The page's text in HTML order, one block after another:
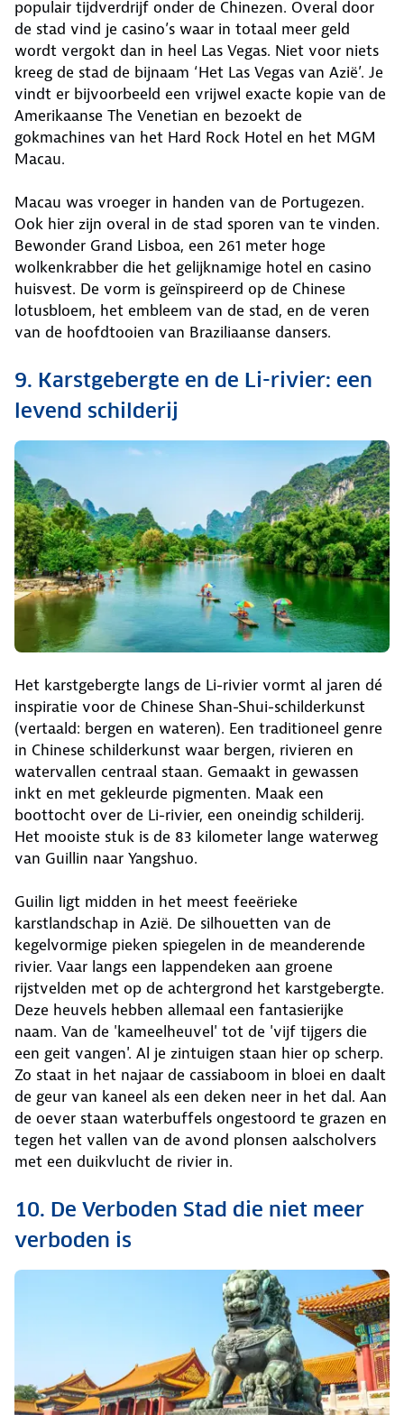
populair tijdverdrijf onder de Chinezen. Overal door
de stad vind je casino’s waar in totaal meer geld
wordt vergokt dan in heel Las Vegas. Niet voor niets
kreeg de stad de bijnaam ‘Het Las Vegas van Azië’. Je
vindt er bijvoorbeeld een vrijwel exacte kopie van de
Amerikaanse The Venetian en bezoekt de
gokmachines van het Hard Rock Hotel en het MGM
Macau.
Macau was vroeger in handen van de Portugezen.
Ook hier zijn overal in de stad sporen van te vinden.
Bewonder Grand Lisboa, een 261 meter hoge
wolkenkrabber die het gelijknamige hotel en casino
huisvest. De vorm is geïnspireerd op de Chinese
lotusbloem, het embleem van de stad, en de veren
van de hoofdtooien van Braziliaanse dansers.
9. Karstgebergte en de Li-rivier: een
levend schilderij
Het karstgebergte langs de Li-rivier vormt al jaren dé
inspiratie voor de Chinese Shan-Shui-schilderkunst
(vertaald: bergen en wateren). Een traditioneel genre
in Chinese schilderkunst waar bergen, rivieren en
watervallen centraal staan. Gemaakt in gewassen
inkt en met gekleurde pigmenten. Maak een
boottocht over de Li-rivier, een oneindig schilderij.
Het mooiste stuk is de 83 kilometer lange waterweg
van Guillin naar Yangshuo.
Guilin ligt midden in het meest feeërieke
karstlandschap in Azië. De silhouetten van de
kegelvormige pieken spiegelen in de meanderende
rivier. Vaar langs een lappendeken aan groene
rijstvelden met op de achtergrond het karstgebergte.
Deze heuvels hebben allemaal een fantasierijke
naam. Van de 'kameelheuvel' tot de 'vijf tijgers die
een geit vangen'. Al je zintuigen staan hier op scherp.
Zo staat in het najaar de cassiaboom in bloei en daalt
de geur van kaneel als een deken neer in het dal. Aan
de oever staan waterbuffels ongestoord te grazen en
tegen het vallen van de avond plonsen aalscholvers
met een duikvlucht de rivier in.
10. De Verboden Stad die niet meer
verboden is